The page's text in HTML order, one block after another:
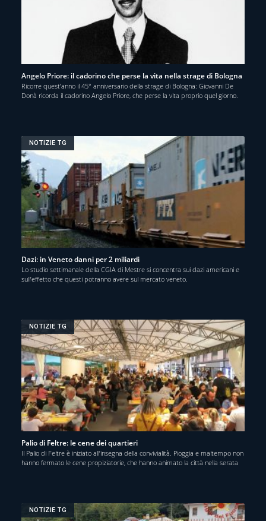
Angelo Priore: il cadorino che perse la vita nella strage di Bologna
Ricorre quest’anno il 45° anniversario della strage di Bologna: Giovanni De
Donà ricorda il cadorino Angelo Priore, che perse la vita proprio quel giorno.
NOTIZIE TG
Dazi: in Veneto danni per 2 miliardi
Lo studio settimanale della CGIA di Mestre si concentra sui dazi americani e
sull’effetto che questi potranno avere sul mercato veneto.
NOTIZIE TG
Palio di Feltre: le cene dei quartieri
Il Palio di Feltre è iniziato all’insegna della convivialità. Pioggia e maltempo non
hanno fermato le cene propiziatorie, che hanno animato la città nella serata
NOTIZIE TG